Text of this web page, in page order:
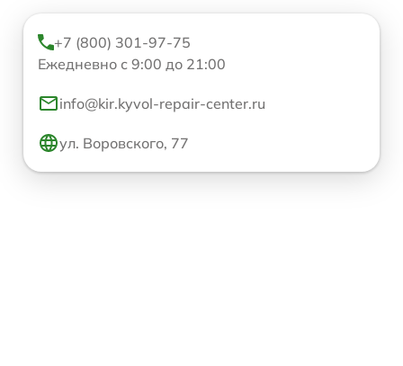
+7 (800) 301-97-75
Ежедневно с 9:00 до 21:00
info@kir.kyvol-repair-center.ru
ул. Воровского, 77